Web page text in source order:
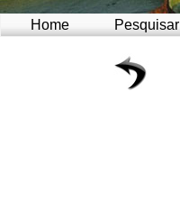
Home Pesquisar